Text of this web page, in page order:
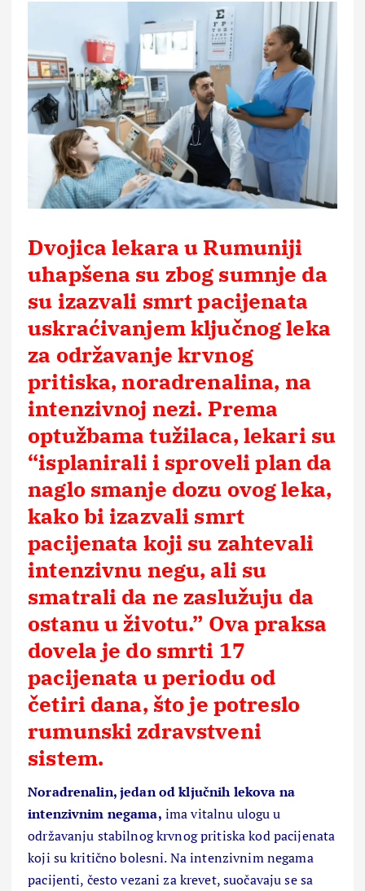
Dvojica lekara u Rumuniji
uhapšena su zbog sumnje da
su izazvali smrt pacijenata
uskraćivanjem ključnog leka
za održavanje krvnog
pritiska, noradrenalina, na
intenzivnoj nezi. Prema
optužbama tužilaca, lekari su
“isplanirali i sproveli plan da
naglo smanje dozu ovog leka,
kako bi izazvali smrt
pacijenata koji su zahtevali
intenzivnu negu, ali su
smatrali da ne zaslužuju da
ostanu u životu.” Ova praksa
dovela je do smrti 17
pacijenata u periodu od
četiri dana, što je potreslo
rumunski zdravstveni
sistem.
Noradrenalin, jedan od ključnih lekova na
intenzivnim negama, ima vitalnu ulogu u
održavanju stabilnog krvnog pritiska kod pacijenata
koji su kritično bolesni. Na intenzivnim negama
pacijenti, često vezani za krevet, suočavaju se sa